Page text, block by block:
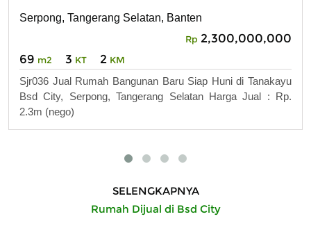
Serpong, Tangerang Selatan, Banten
Rp 2,300,000,000
69 m2 3 KT 2 KM
Sjr036 Jual Rumah Bangunan Baru Siap Huni di Tanakayu
Bsd City, Serpong, Tangerang Selatan Harga Jual : Rp.
2.3m (nego)
SELENGKAPNYA
Rumah Dijual di Bsd City